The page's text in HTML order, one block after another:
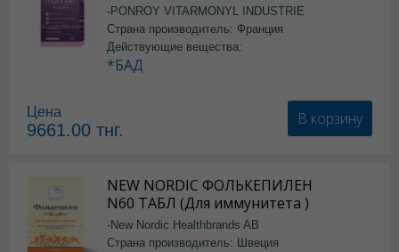
-PONROY VITARMONYL INDUSTRIE
Страна производитель: Франция
Действующие вещества:
*БАД
Цена
9661.00 тнг.
В корзину
NEW NORDIC ФОЛЬКЕПИЛЕН
N60 ТАБЛ (Для иммунитета )
-New Nordic Healthbrands AB
Страна производитель: Швеция